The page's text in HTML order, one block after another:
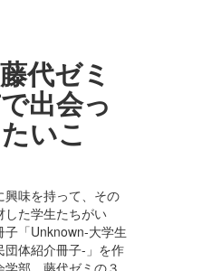
代ゼミ
出会っ
いこ
興味を持って、その
た学生たちがい
子「Unknown-大学生
団体紹介冊子-」を作
学部 藤代ゼミの３